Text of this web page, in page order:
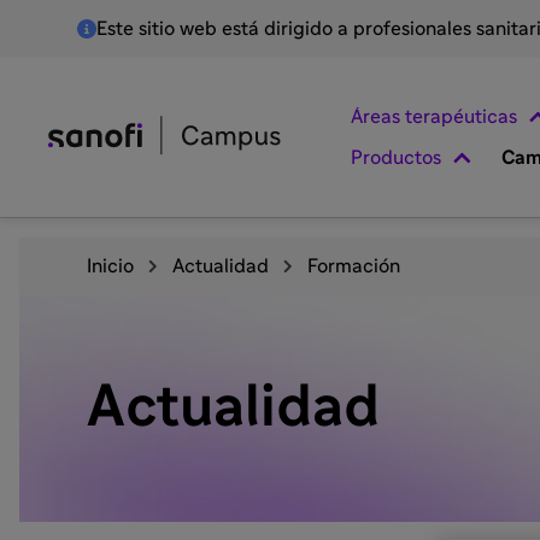
Este sitio web está dirigido a profesionales
Áreas terapéuticas
Productos
Inicio Actualidad Formación
Actualidad